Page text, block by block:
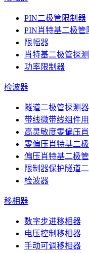
PIN二极管限制器
PIN肖特基二极管
限幅器
肖特基二极管探
功率限制器
检波器
隧道二极管探测器
带线微带线组件
高灵敏度零偏压
零偏压肖特基二
偏压肖特基二极
限制器保护隧道
检波器
移相器
数字步进移相器
电压控制移相器
手动可调移相器